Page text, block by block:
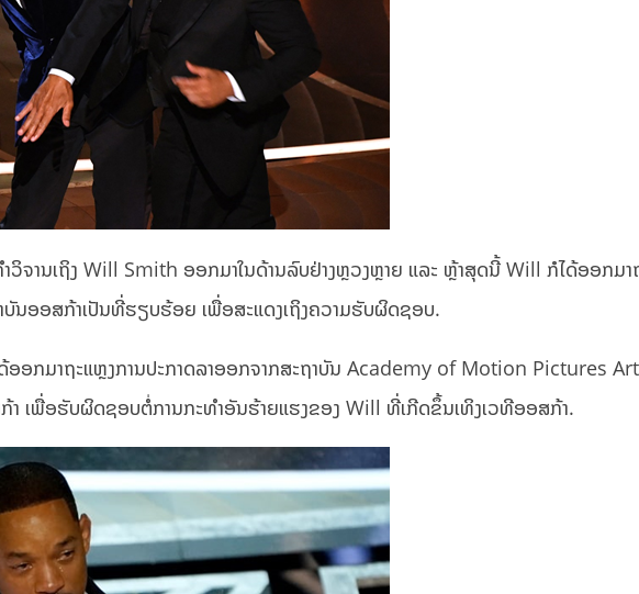
ວິຈານເຖິງ Will Smith ອອກມາໃນດ້ານລົບຢ່າງຫຼວງຫຼາຍ ແລະ ຫຼ້າສຸດນີ້ Will ກໍໄດ້ອອກມາ
ບັນອອສກ້າເປັນທີ່ຮຽບຮ້ອຍ ເພື່ອສະແດງເຖິງຄວາມຮັບຜິດຊອບ.
ອອກມາຖະແຫຼງການປະກາດລາອອກຈາກສະຖາບັນ Academy of Motion Pictures
ເພື່ອຮັບຜິດຊອບຕໍ່ການກະທຳອັນຮ້າຍແຮງຂອງ Will ທີ່ເກີດຂຶ້ນເທິງເວທີອອສກ້າ.